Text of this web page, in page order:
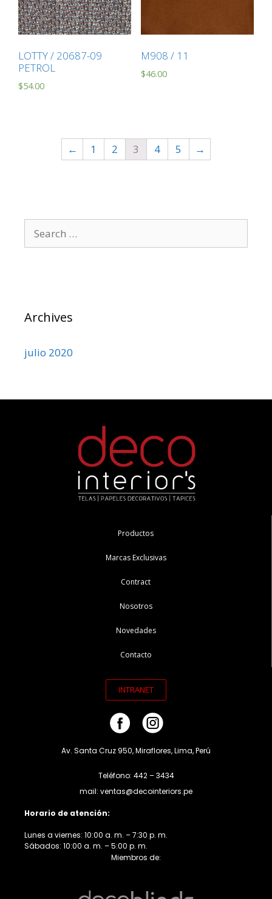
LOTTY / 20687-09
PETROL
$54.00
M908 / 11
$46.00
← 1 2 3 4 5 →
Archives
julio 2020
Productos
Marcas Exclusivas
Contract
Nosotros
Novedades
Contacto
INTRANET
Av. Santa Cruz 950, Miraflores, Lima, Perú
Teléfono: 442 – 3434
mail: ventas@decointeriors.pe
Horario de atención:
Lunes a viernes: 10:00 a. m. – 7:30 p. m.
Sábados: 10:00 a. m. – 5:00 p. m.
Miembros de: